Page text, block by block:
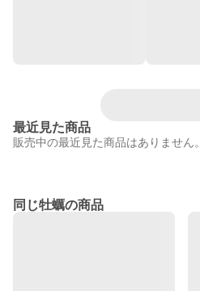
最近見た商品
販売中の最近見た商品はありません。
同じ牡蠣の商品